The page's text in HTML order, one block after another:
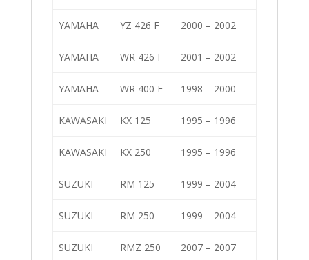
YAMAHA YZ 426 F 2000 – 2002
YAMAHA WR 426 F 2001 – 2002
YAMAHA WR 400 F 1998 – 2000
KAWASAKI KX 125 1995 – 1996
KAWASAKI KX 250 1995 – 1996
SUZUKI RM 125 1999 – 2004
SUZUKI RM 250 1999 – 2004
SUZUKI RMZ 250 2007 – 2007